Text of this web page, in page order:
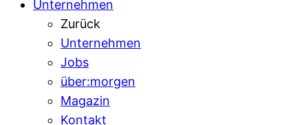
Unternehmen
Zurück
Unternehmen
Jobs
über:morgen
Magazin
Kontakt